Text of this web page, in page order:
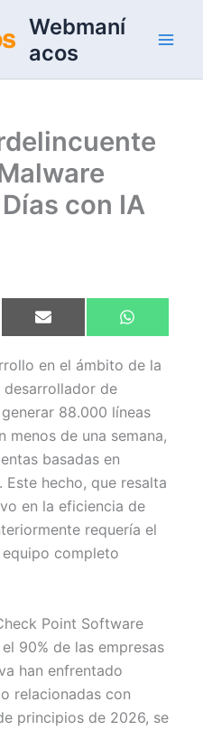
Webmaní
acos
con IA
Compartir
en
E
m
i
l
Compartir
en
W
h
t
s
p
en el ámbito de la
desarrollador de
88.000 líneas
menos de una semana,
basadas en
hecho, que resalta
en la eficiencia de
requería el
completo
Point Software
90% de las empresas
han enfrentado
relacionadas con
principios de 2026, se